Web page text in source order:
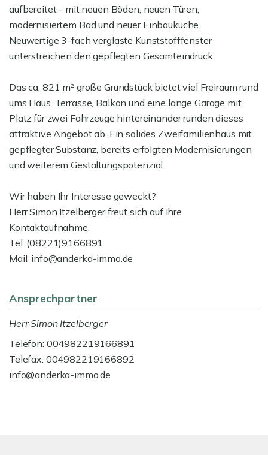
aufbereitet - mit neuen Böden, neuen Türen,
modernisiertem Bad und neuer Einbauküche.
Neuwertige 3-fach verglaste Kunststofffenster
unterstreichen den gepflegten Gesamteindruck.
Das ca. 821 m² große Grundstück bietet viel Freiraum rund
ums Haus. Terrasse, Balkon und eine lange Garage mit
Platz für zwei Fahrzeuge hintereinander runden dieses
attraktive Angebot ab. Ein solides Zweifamilienhaus mit
gepflegter Substanz, bereits erfolgten Modernisierungen
und weiterem Gestaltungspotenzial.
Wir haben Ihr Interesse geweckt?
Herr Simon Itzelberger freut sich auf Ihre
Kontaktaufnahme.
Tel. (08221)9166891
Mail. info@anderka-immo.de
Ansprechpartner
Herr Simon Itzelberger
Telefon: 004982219166891
Telefax: 004982219166892
info@anderka-immo.de